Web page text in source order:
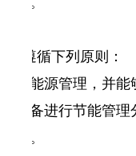
遵循下列原则：
能源管理，并
设备进行节能管
具。